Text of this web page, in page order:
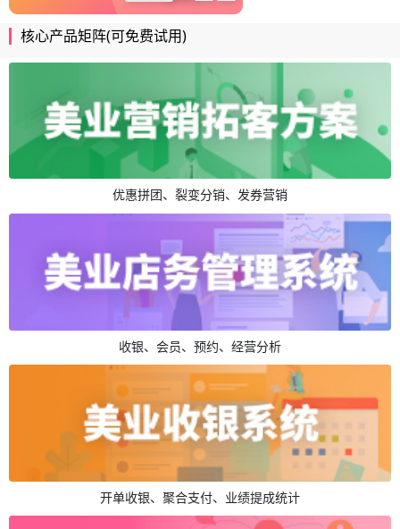
核心产品矩阵(可免费试用)
优惠拼团、裂变分销、发券营销
收银、会员、预约、经营分析
开单收银、聚合支付、业绩提成统计